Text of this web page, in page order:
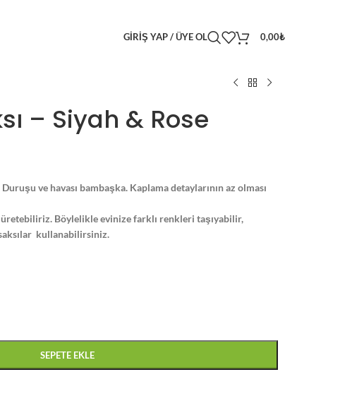
GIRIŞ YAP / ÜYE OL 0,00₺
– Siyah & Rose
ve havası bambaşka. Kaplama detaylarının az olması
Böylelikle evinize farklı renkleri taşıyabilir,
kullanabilirsiniz.
SEPETE EKLE